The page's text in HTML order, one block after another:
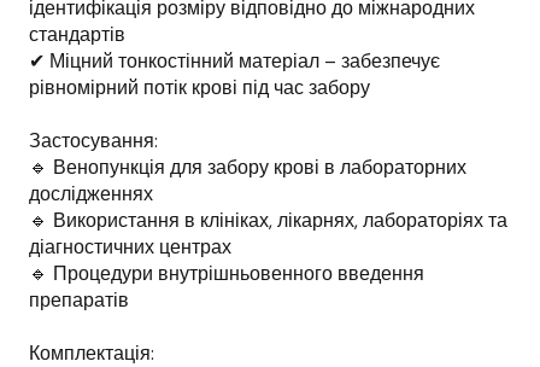
ідентифікація розміру відповідно до міжнародних
стандартів
✔ Міцний тонкостінний матеріал – забезпечує
рівномірний потік крові під час забору
Застосування:
🔹 Венопункція для забору крові в лабораторних
дослідженнях
🔹 Використання в клініках, лікарнях, лабораторіях та
діагностичних центрах
🔹 Процедури внутрішньовенного введення
препаратів
Комплектація: